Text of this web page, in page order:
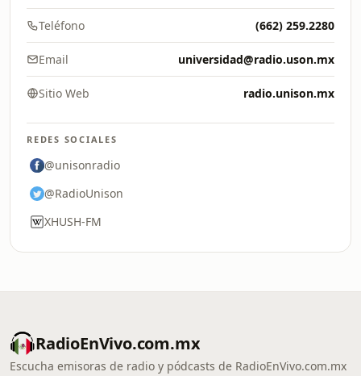
Teléfono (662) 259.2280
Email universidad@radio.uson.mx
Sitio Web radio.unison.mx
REDES SOCIALES
@unisonradio
@RadioUnison
XHUSH-FM
RadioEnVivo.com.mx
Escucha emisoras de radio y pódcasts de RadioEnVivo.com.mx